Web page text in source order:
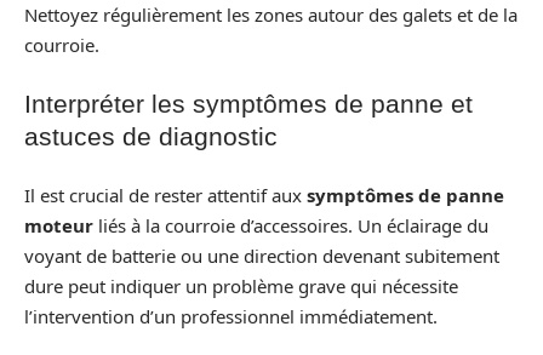
Nettoyez régulièrement les zones autour des galets et de la
courroie.
Interpréter les symptômes de panne et
astuces de diagnostic
Il est crucial de rester attentif aux symptômes de panne
moteur liés à la courroie d’accessoires. Un éclairage du
voyant de batterie ou une direction devenant subitement
dure peut indiquer un problème grave qui nécessite
l’intervention d’un professionnel immédiatement.